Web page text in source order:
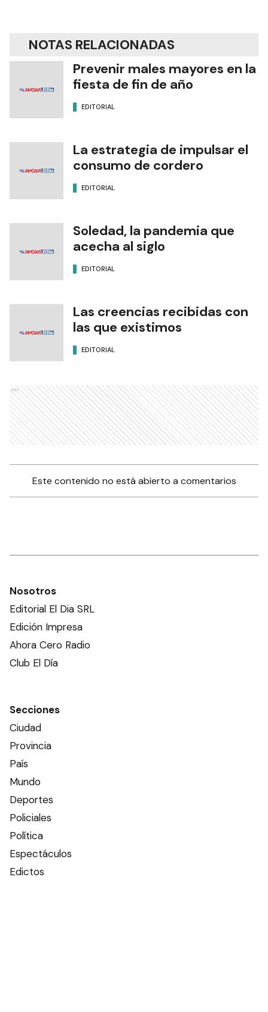
NOTAS RELACIONADAS
Prevenir males mayores en la
fiesta de fin de año
EDITORIAL
La estrategia de impulsar el
consumo de cordero
EDITORIAL
Soledad, la pandemia que
acecha al siglo
EDITORIAL
Las creencias recibidas con
las que existimos
EDITORIAL
Ads
Este contenido no está abierto a comentarios
Nosotros
Editorial El Dia SRL
Edición Impresa
Ahora Cero Radio
Club El Día
Secciones
Ciudad
Provincia
País
Mundo
Deportes
Policiales
Política
Espectáculos
Edictos